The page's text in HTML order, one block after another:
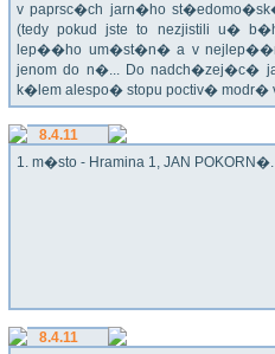
v paprsc�ch jarn�ho
(tedy pokud jste to nezjistili u�
lep��ho um�st�n� a v
jenom do n�... Do nadch�zej�c�
k�lem alespo� stopu poctiv�
8.4.11
1. m�sto - Hramina 1, JAN
8.4.11